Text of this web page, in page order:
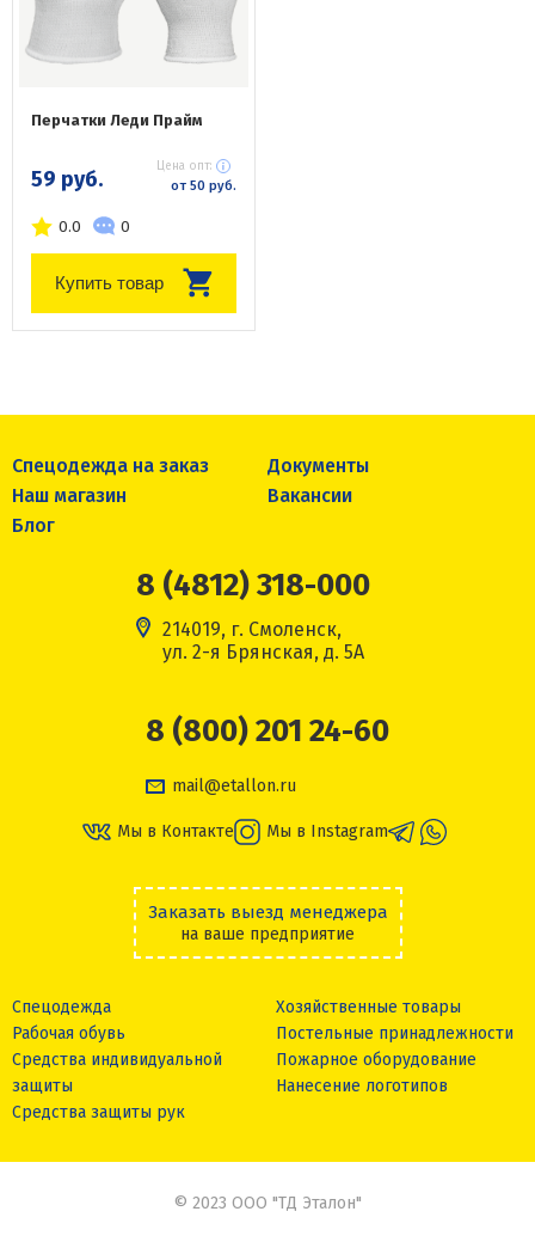
Перчатки Леди Прайм
59 руб. Цена опт:
от 50 руб.
0.0 0
Купить товар
Спецодежда на заказ
Документы
Наш магазин
Вакансии
Блог
8 (4812) 318-000
214019, г. Смоленск,
ул. 2-я Брянская, д. 5А
8 (800) 201 24-60
mail@etallon.ru
Мы в Контакте Мы в Instagram
Заказать выезд менеджера
на ваше предприятие
Спецодежда
Рабочая обувь
Средства индивидуальной
защиты
Средства защиты рук
Хозяйственные товары
Постельные принадлежности
Пожарное оборудование
Нанесение логотипов
© 2023 ООО "ТД Эталон"